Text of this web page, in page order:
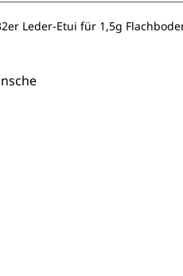
Leder-Etui für 1,5g